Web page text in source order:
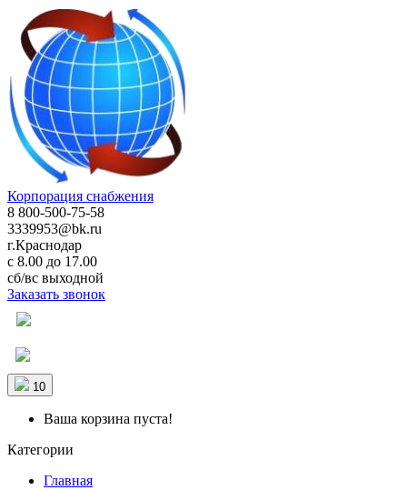
Корпорация снабжения
8 800-500-75-58
3339953@bk.ru
г.Краснодар
с 8.00 до 17.00
сб/вс выходной
Заказать звонок
10
Ваша корзина пуста!
Категории
Главная